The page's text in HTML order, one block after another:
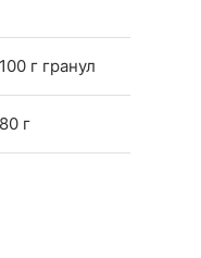
100 г гранул
80 г